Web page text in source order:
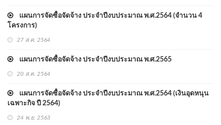
แผนการจัดซื้อจัดจ้าง ประจำปีงบประมาณ พ.ศ.2564 (จำนวน 4
โครงการ)
27 ส.ค. 2564
แผนการจัดซื้อจัดจ้าง ประจำปีงบประมาณ พ.ศ.2565
20 ส.ค. 2564
แผนการจัดซื้อจัดจ้าง ประจำปีงบประมาณ พ.ศ.2564 (เงินอุดหนุน
เฉพาะกิจ ปี 2564)
24 พ.ย. 2563